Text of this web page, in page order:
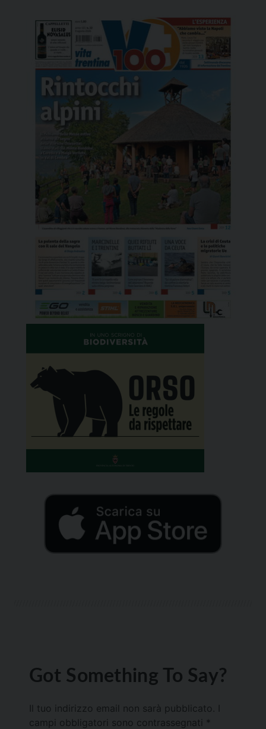
Got Something To Say?
Il tuo indirizzo email non sarà pubblicato.
campi obbligatori sono contrassegnati *